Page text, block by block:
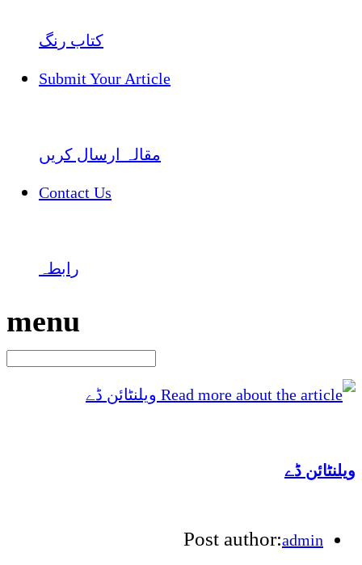
کتاب رنگ
Submit Your Article
مقالہ ارسال کریں
Contact Us
رابطہ
menu
ویلنٹائن ڈے
Post author:admin